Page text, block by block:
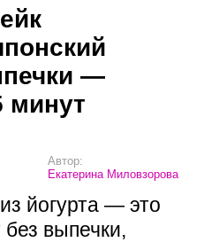
—
минут
Автор:
Екатерина Миловзорова
йогурта — это
выпечки,